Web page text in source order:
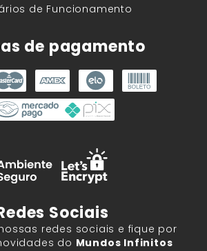
de Funcionamento
de pagamento
Sociais
redes sociais e fique por
do Mundos Infinitos